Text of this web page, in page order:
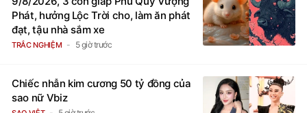
Phát, hưởng Lộc Trời cho, làm ăn phát
đạt, tậu nhà sắm xe
TRẮC NGHIỆM 5 giờ trước
Chiếc nhẫn kim cương 50 tỷ đồng của
sao nữ Vbiz